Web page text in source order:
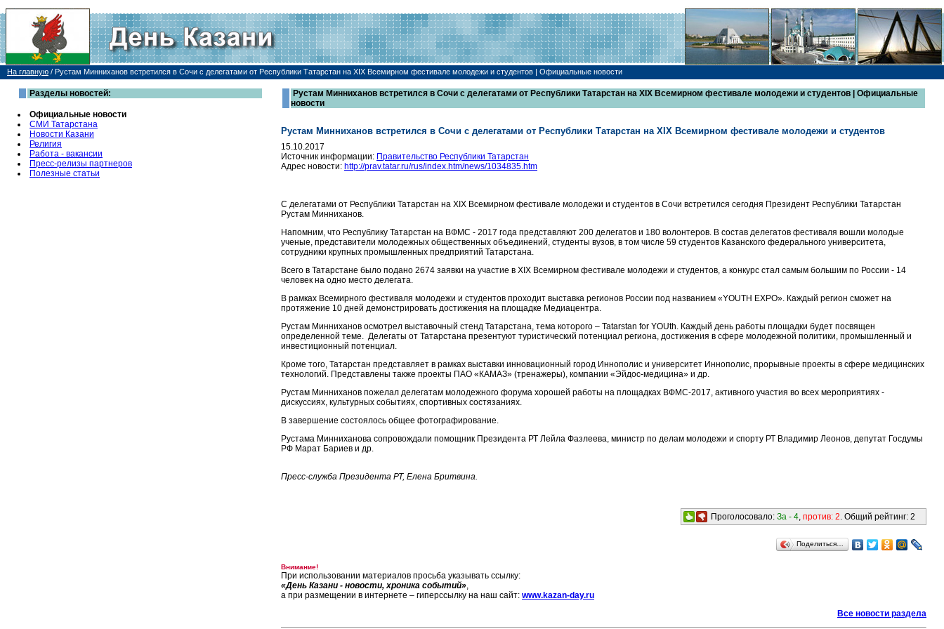
На главную / Рустам Минниханов встретился в Сочи с делегатами от Республики Татарстан на XIX Всемирном фестивале молодежи и студентов | Официальные новости
Разделы новостей:
Официальные новости
СМИ Татарстана
Новости Казани
Религия
Работа - вакансии
Пресс-релизы партнеров
Полезные статьи
Рустам Минниханов встретился в Сочи с делегатами от Республики Татарстан на XIX Всемирном фестивале молодежи и студентов | Официальные
новости
Рустам Минниханов встретился в Сочи с делегатами от Республики Татарстан на XIX Всемирном фестивале молодежи и студентов
15.10.2017
Источник информации: Правительство Республики Татарстан
Адрес новости: http://prav.tatar.ru/rus/index.htm/news/1034835.htm
С делегатами от Республики Татарстан на XIX Всемирном фестивале молодежи и студентов в Сочи встретился сегодня Президент Республики Татарстан
Рустам Минниханов.
Напомним, что Республику Татарстан на ВФМС - 2017 года представляют 200 делегатов и 180 волонтеров. В состав делегатов фестиваля вошли молодые
ученые, представители молодежных общественных объединений, студенты вузов, в том числе 59 студентов Казанского федерального университета,
сотрудники крупных промышленных предприятий Татарстана.
Всего в Татарстане было подано 2674 заявки на участие в XIX Всемирном фестивале молодежи и студентов, а конкурс стал самым большим по России - 14
человек на одно место делегата.
В рамках Всемирного фестиваля молодежи и студентов проходит выставка регионов России под названием «YOUTH EXPO». Каждый регион сможет на
протяжение 10 дней демонстрировать достижения на площадке Медиацентра.
Рустам Минниханов осмотрел выставочный стенд Татарстана, тема которого – Tatarstan for YOUth. Каждый день работы площадки будет посвящен
определенной теме. Делегаты от Татарстана презентуют туристический потенциал региона, достижения в сфере молодежной политики, промышленный и
инвестиционный потенциал.
Кроме того, Татарстан представляет в рамках выставки инновационный город Иннополис и университет Иннополис, прорывные проекты в сфере медицинских
технологий. Представлены также проекты ПАО «КАМАЗ» (тренажеры), компании «Эйдос-медицина» и др.
Рустам Минниханов пожелал делегатам молодежного форума хорошей работы на площадках ВФМС-2017, активного участия во всех мероприятиях -
дискуссиях, культурных событиях, спортивных состязаниях.
В завершение состоялось общее фотографирование.
Рустама Минниханова сопровождали помощник Президента РТ Лейла Фазлеева, министр по делам молодежи и спорту РТ Владимир Леонов, депутат Госдумы
РФ Марат Бариев и др.
Пресс-служба Президента РТ, Елена Бритвина.
Проголосовало: За - 4, против: 2. Общий рейтинг: 2
Поделиться…
Внимание!
При использовании материалов просьба указывать ссылку:
«День Казани - новости, хроника событий»,
а при размещении в интернете – гиперссылку на наш сайт: www.kazan-day.ru
Все новости раздела